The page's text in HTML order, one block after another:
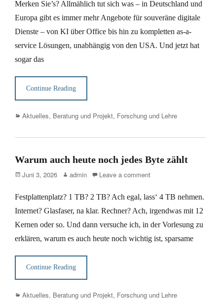
Merken Sie’s? Allmählich tut sich was – in Deutschland und
Europa gibt es immer mehr Angebote für souveräne digitale
Dienste – von KI über Office bis hin zu kompletten as-a-
service Lösungen, unabhängig von den USA. Und jetzt hat
sogar das
Continue Reading
Categories
Aktuelles, Beratung und Projekt, Forschung und Lehre
Warum auch heute noch jedes Byte zählt
Posted
Juni 3, 2026 Author
admin Leave a comment
Festplattenplatz? 1 TB? 2 TB? Ach egal, lass‘ 4 TB nehmen.
Internet? Glasfaser, na klar. Rechner? Ach, irgendwas mit 12
Kernen oder so. Und dann versuche ich, in der Vorlesung zu
erklären, warum es auch heute noch wichtig ist, sparsame
Continue Reading
Categories
Aktuelles, Beratung und Projekt, Forschung und Lehre